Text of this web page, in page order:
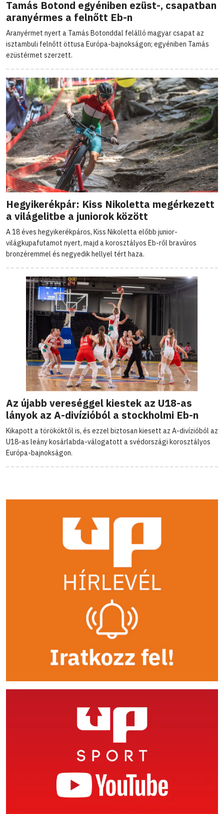
Tamás Botond egyéniben ezüst-, csapatban
aranyérmes a felnőtt Eb-n
Aranyérmet nyert a Tamás Botonddal felálló magyar csapat az
isztambuli felnőtt öttusa Európa-bajnokságon; egyéniben Tamás
ezüstérmet szerzett.
Hegyikerékpár: Kiss Nikoletta megérkezett
a világelitbe a juniorok között
A 18 éves hegyikerékpáros, Kiss Nikoletta előbb junior-
világkupafutamot nyert, majd a korosztályos Eb-ről bravúros
bronzéremmel és negyedik hellyel tért haza.
Az újabb vereséggel kiestek az U18-as
lányok az A-divízióból a stockholmi Eb-n
Kikapott a törököktől is, és ezzel biztosan kiesett az A-divízióból az
U18-as leány kosárlabda-válogatott a svédországi korosztályos
Európa-bajnokságon.